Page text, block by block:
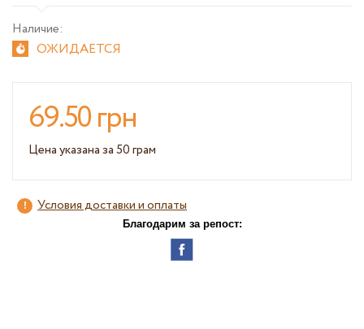
Наличие:
ОЖИДАЕТСЯ
69.50 грн
Цена указана за 50 грам
Условия доставки и оплаты
Благодарим за репост: